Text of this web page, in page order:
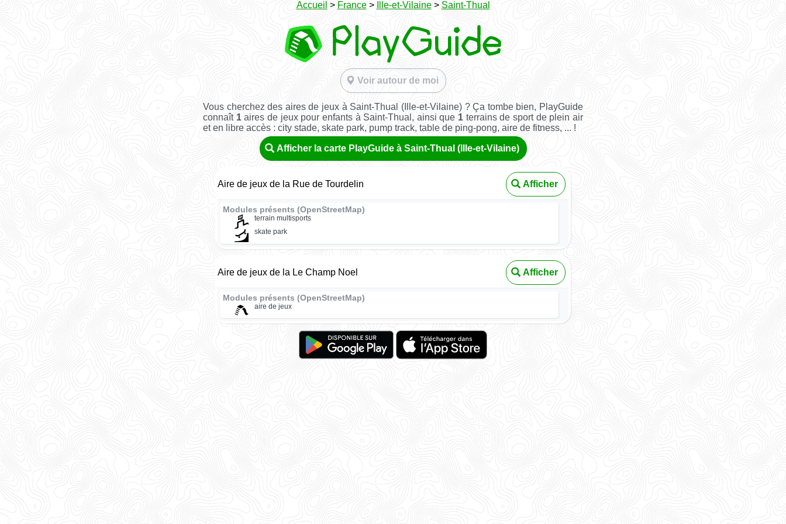
Accueil > France> Ille-et-Vilaine> Saint-Thual
Voir autour de moi
Vous cherchez des aires de jeux à Saint-Thual (Ille-et-Vilaine) ? Ça tombe bien, PlayGuide
connaît 1aires de jeux pour enfants à Saint-Thual, ainsi que 1 terrains de sport de plein air
et en libre accès : city stade, skate park, pump track, table de ping-pong, aire de fitness, ... !
Afficher la carte PlayGuide à Saint-Thual (Ille-et-Vilaine)
Aire de jeux de la Rue de Tourdelin Afficher
Modules présents (OpenStreetMap)
terrain multisports
skate park
Aire de jeux de la Le Champ Noel Afficher
Modules présents (OpenStreetMap)
aire de jeux